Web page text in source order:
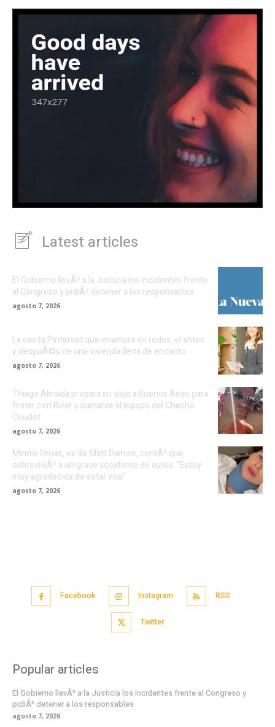
Latest articles
El Gobierno llevÃ³ a la Justicia los incidentes frente
al Congreso y pidiÃ³ detener a los responsables
agosto 7, 2026
La casita Pinterest que enamora en redes: el antes
y despuÃ©s de una vivienda llena de encanto
agosto 7, 2026
Thiago Almada prepara su viaje a Buenos Aires para
firmar con River y sumarse al equipo del Chacho
Coudet
agosto 7, 2026
Minnie Driver, ex de Matt Damon, contÃ³ que
sobreviviÃ³ a un grave accidente de autos: “Estoy
muy agradecida de estar viva”
agosto 7, 2026
Facebook Instagram RSS
Twitter
Popular articles
El Gobierno llevÃ³ a la Justicia los incidentes frente al Congreso y
pidiÃ³ detener a los responsables
agosto 7, 2026